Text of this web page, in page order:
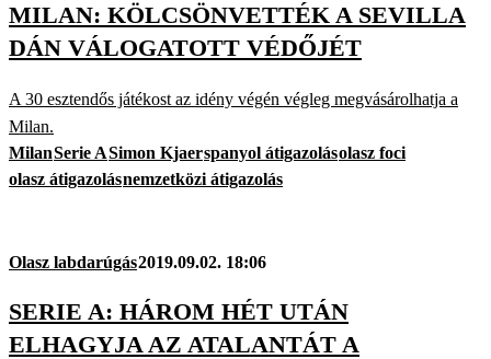
MILAN: KÖLCSÖNVETTÉK A SEVILLA
DÁN VÁLOGATOTT VÉDŐJÉT
A 30 esztendős játékost az idény végén végleg megvásárolhatja a
Milan.
MilanSerie ASimon Kjaerspanyol átigazolásolasz foci
olasz átigazolásnemzetközi átigazolás
Olasz labdarúgás2019.09.02. 18:06
SERIE A: HÁROM HÉT UTÁN
ELHAGYJA AZ ATALANTÁT A